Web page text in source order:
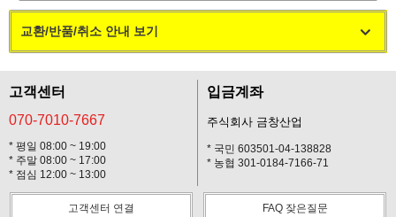
교환/반품/취소 안내 보기
고객센터
070-7010-7667
* 평일 08:00 ~ 19:00
* 주말 08:00 ~ 17:00
* 점심 12:00 ~ 13:00
입금계좌
주식회사 금창산업
* 국민 603501-04-138828
* 농협 301-0184-7166-71
고객센터 연결 FAQ 잦은질문